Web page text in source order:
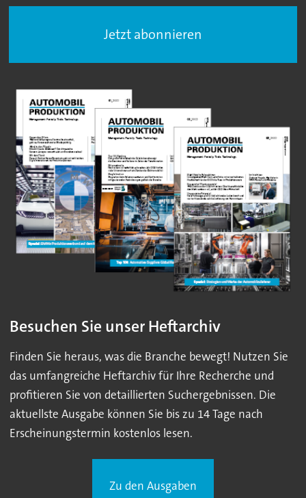
Jetzt abonnieren
Besuchen Sie unser Heftarchiv
Finden Sie heraus, was die Branche bewegt! Nutzen Sie
das umfangreiche Heftarchiv für Ihre Recherche und
profitieren Sie von detaillierten Suchergebnissen. Die
aktuellste Ausgabe können Sie bis zu 14 Tage nach
Erscheinungstermin kostenlos lesen.
Zu den Ausgaben